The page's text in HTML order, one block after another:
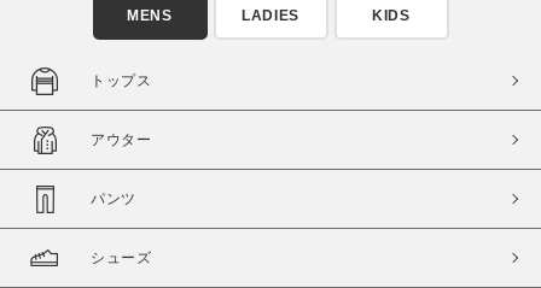
セール価格 WEB限定
在庫
在庫あり
MENS LADIES KIDS
トップス
アウター
パンツ
シューズ